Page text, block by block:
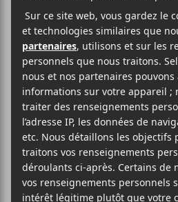
Lior Shoov
2018-02-13 @ 00:00
Vitrine musicale dans le cadre
AJOUTER AU CALENDRIER
DÉTAILS